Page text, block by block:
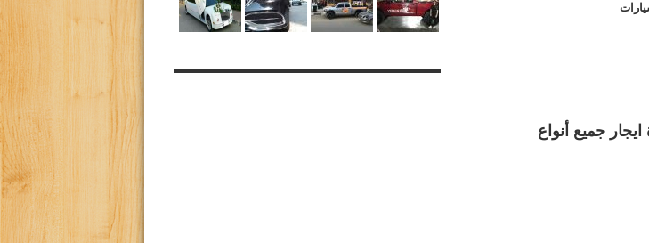
ايجار جميع أنواع